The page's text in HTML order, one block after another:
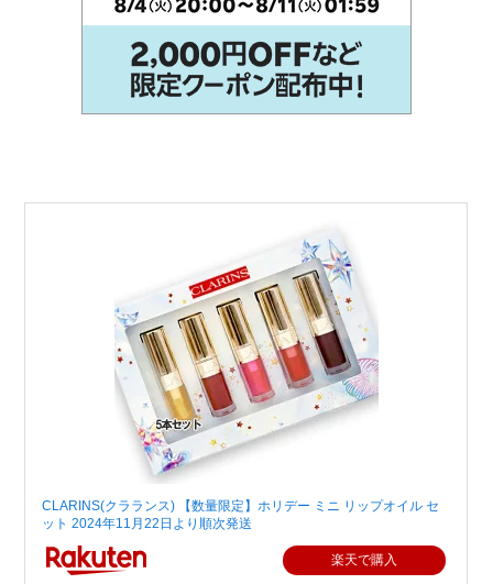
CLARINS(クラランス) 【数量限定】ホリデー ミニ リップオイル セ
ット 2024年11月22日より順次発送
楽天で購入